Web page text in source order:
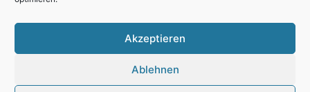
Akzeptieren
Ablehnen
Kontakt Cookie-Richtlinie (EU)
Datenschutzerklärung